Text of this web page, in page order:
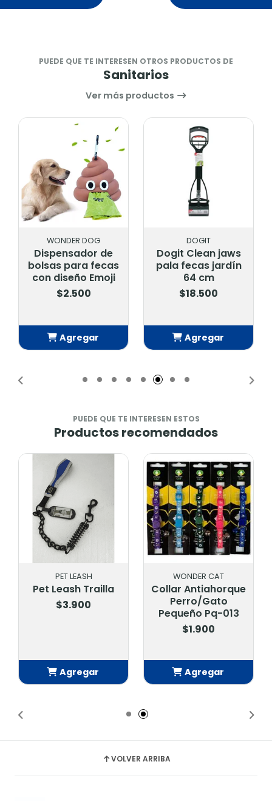
PUEDE QUE TE INTERESEN OTROS PRODUCTOS DE
Sanitarios
Ver más productos
DOGIT
Dogit Clean jaws
pala fecas jardín
64 cm
$18.500
Agregar
Marben
100 U 60x60 Cm
$27.900
Agregar
PUEDE QUE TE INTERESEN ESTOS
Productos recomendados
PET LEASH
Pet Leash Trailla
$3.900
Agregar
WONDER CAT
Collar Antiahorque
Perro/Gato
Pequeño Pq-013
$1.900
Agregar
VOLVER ARRIBA